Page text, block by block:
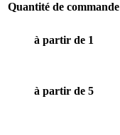
Quantité de commande
à partir de 1
à partir de 5